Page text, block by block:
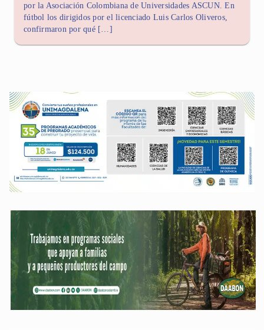
por la Asociación Colombiana de Universidades ASCUN. En
fútbol los dirigidos por el licenciado Luis Carlos Oliveros,
confirmaron por qué […]